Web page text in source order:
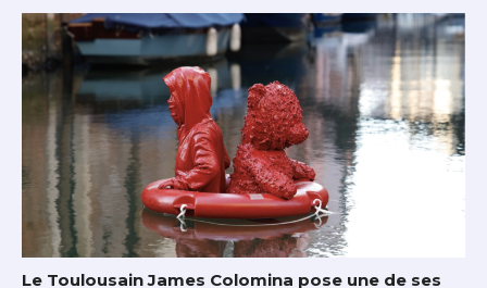
Le Toulousain James Colomina pose une de ses